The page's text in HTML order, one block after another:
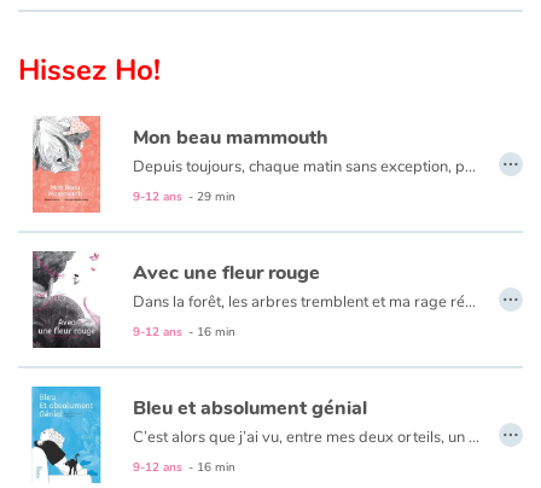
Apprendre les langues
Dyslexie, troubles de la lecture
Nos listes de lecture
Les plus lus
Coups de coeur
Hissez Ho!
Mon beau mammouth
Depuis toujours, chaque matin sans exception, pour Cléo et Mammouth, c’est câlin obligatoire dès le réveil. Mais aujourd’hui n’est pas un jour comme les autres.
9-12 ans - 29 min
…
Avec une fleur rouge
Dans la forêt, les arbres tremblent et ma rage résonne. Une force immense s’agite en moi : il faut que je fasse quelque chose pour la terre !
9-12 ans - 16 min
…
Bleu et absolument génial
C’est alors que j’ai vu, entre mes deux orteils, un petit fil bleu. Un brin de laine de mes chaussettes, celles que Maman m’avait offertes. Ça m’a calmée d’un coup.
9-12 ans - 16 min
…